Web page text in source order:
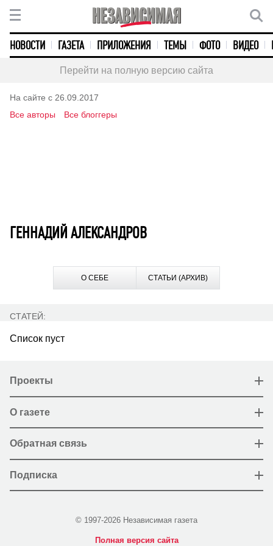
НОВОСТИ ГАЗЕТА ПРИЛОЖЕНИЯ ТЕМЫ ФОТО ВИДЕО
Перейти на полную версию сайта
На сайте с 26.09.2017
Все авторы
Все блоггеры
ГЕННАДИЙ АЛЕКСАНДРОВ
О СЕБЕ СТАТЬИ (АРХИВ)
СТАТЕЙ:
Список пуст
Проекты
О газете
Обратная связь
Подписка
© 1997-2026 Независимая газета
Полная версия сайта